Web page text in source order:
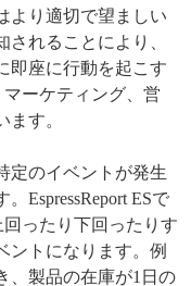
より適切で望ましい
れることにより、
即座に行動を起こす
ーケティング、営
す。
定のイベントが発生
EspressReport ESで
ったり下回ったりす
ントになります。例
、製品の在庫が1日の